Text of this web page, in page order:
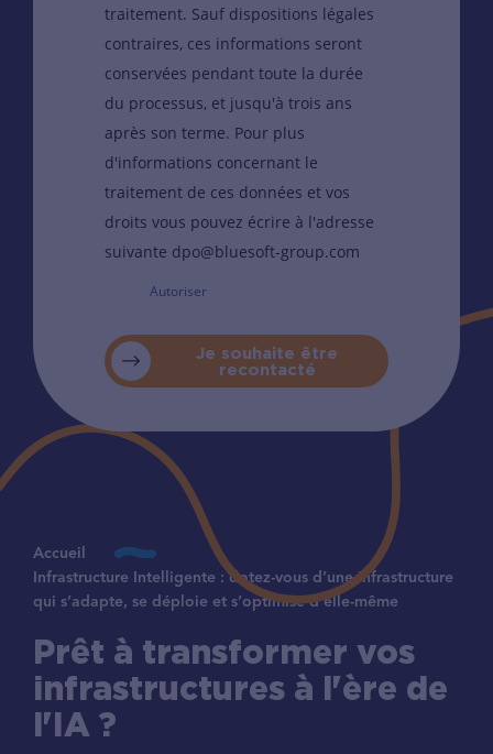
traitement. Sauf dispositions légales
contraires, ces informations seront
conservées pendant toute la durée
du processus, et jusqu'à trois ans
après son terme. Pour plus
d'informations concernant le
traitement de ces données et vos
droits vous pouvez écrire à l'adresse
suivante dpo@bluesoft-group.com
Autoriser
Je souhaite être
recontacté
Accueil
Infrastructure Intelligente : dotez-vous d’une infrastructure
qui s’adapte, se déploie et s’optimise d’elle-même
Prêt à transformer vos
infrastructures à l'ère de
l'IA ?